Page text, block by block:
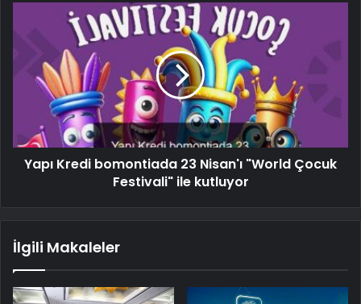
Yapı Kredi bomontiada 23 Nisan'ı "World Çocuk
Festivali" ile kutluyor
İlgili Makaleler